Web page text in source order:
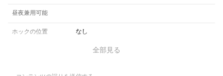
昼夜兼用可能
ホックの位置 なし
全部見る